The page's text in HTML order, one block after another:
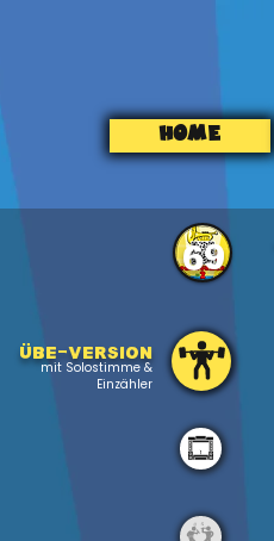
HOME
69
Übe-version
mit Solostimme &
Einzähler